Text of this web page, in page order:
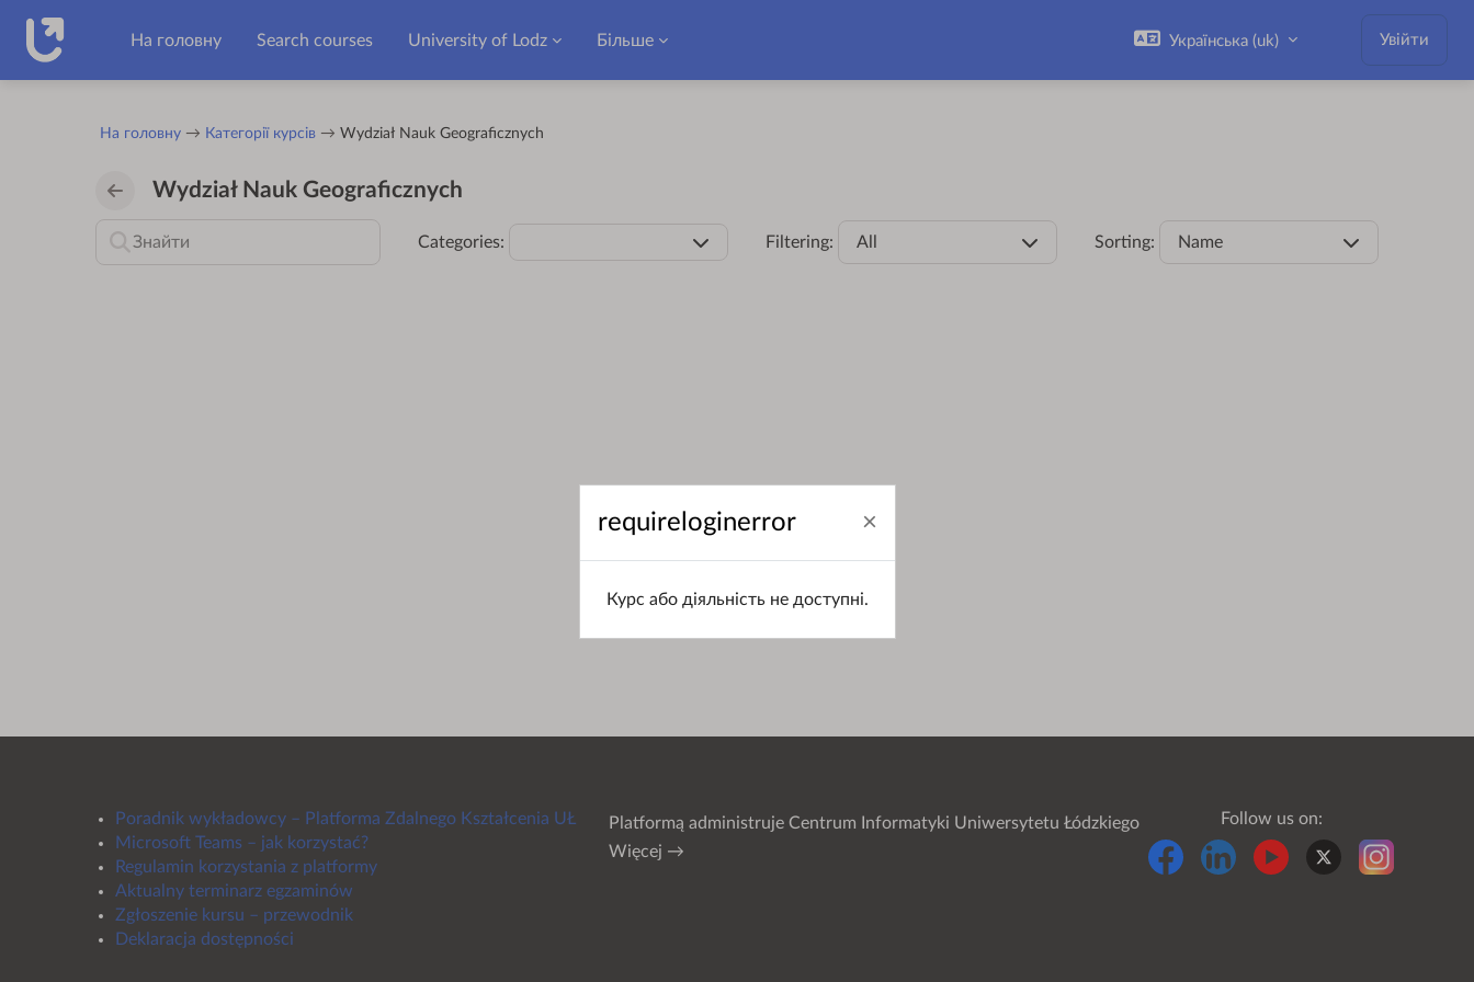
На головну
Search courses University of Lodz Більше Українська ‎(uk)‎ Увійти
На головну Категорії курсів Wydział Nauk Geograficznych
Wydział Nauk Geograficznych
Categories: Filtering: All Sorting: Name
Poradnik wykładowcy – Platforma Zdalnego Kształcenia UŁ
Microsoft Teams – jak korzystać?
Regulamin korzystania z platformy
Aktualny terminarz egzaminów
Zgłoszenie kursu – przewodnik
Deklaracja dostępności
Platformą administruje Centrum Informatyki Uniwersytetu Łódzkiego
Więcej →
Follow us on:
requireloginerror
Курс або діяльність не доступні.